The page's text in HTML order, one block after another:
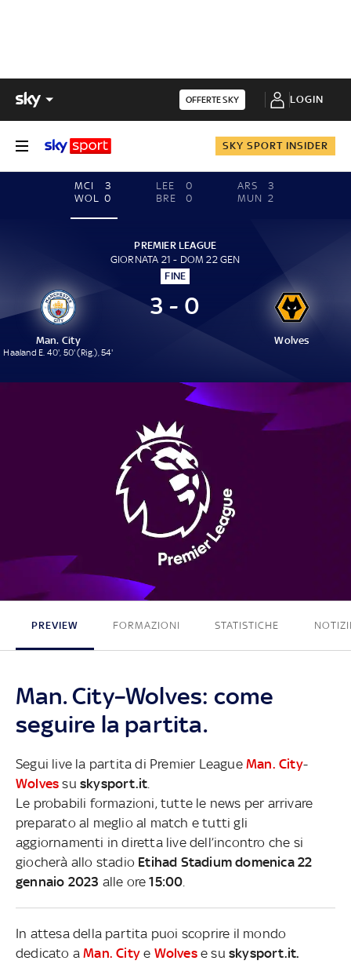
OFFERTE SKY LOGIN
SKY SPORT INSIDER
MCI
3
WOL
0
LEE
0
BRE
0
ARS
3
MUN 2
PREMIER LEAGUE
GIORNATA 21 - DOM 22 GEN
FINE
Man. City
Haaland E. 40', 50' (Rig.), 54'
3 - 0
Wolves
3 - 0
PREVIEW FORMAZIONI STATISTICHE
Man. City–Wolves: come
seguire la partita.
Segui live la partita di Premier League Man. City-
Wolves suskysport.it
Le probabili formazioni, tutte le news per arrivare
preparato al meglio al match e tutti gli
aggiornamenti in diretta live dell’incontro che si
giocherà allo stadio Etihad Stadium domenica 22
gennaio 2023 alle ore15:00
In attesa della partita puoi scoprire il mondo
dedicato aMan. City e Wolvese suskysport.it.